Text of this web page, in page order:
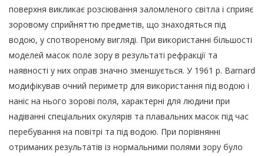
поверхня викликає розсіювання заломленого світла і сприяє
зоровому сприйняттю предметів, що знаходяться під
водою, у спотвореному вигляді. При використанні більшості
моделей масок поле зору в результаті рефракції та
наявності у них оправ значно зменшується. У 1961 р. Barnard
модифікував очний периметр для використання під водою і
наніс на нього зорові поля, характерні для людини при
надіванні спеціальних окулярів та плавальних масок під час
перебування на повітрі та під водою. При порівнянні
отриманих результатів із нормальними полями зору було